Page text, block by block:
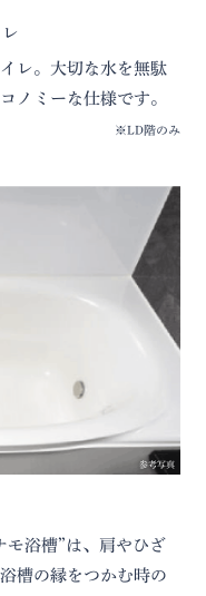
レ
レ。大切な水を無駄
ノミーな仕様です。
※LD階のみ
参考写真
モ浴槽”は、肩やひざ
槽の縁をつかむ時の